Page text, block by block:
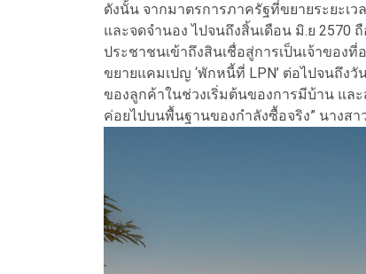
ดังนั้น จากมาตรการภาครัฐที่ขยายระยะเ
และจดจำนอง ไปจนถึงสิ้นเดือน มิ.ย 2570
ประชาชนเข้าถึงสินเชื่อสู่การเป็นเจ้าของ
ขยายแคมเปญ ‘พักหนี้ที่ LPN’ ต่อไปจนถึง
ของลูกค้าในช่วงเริ่มต้นของการมีบ้าน แล
ค่อยไปบนพื้นฐานของกำลังซื้อจริง” นางส